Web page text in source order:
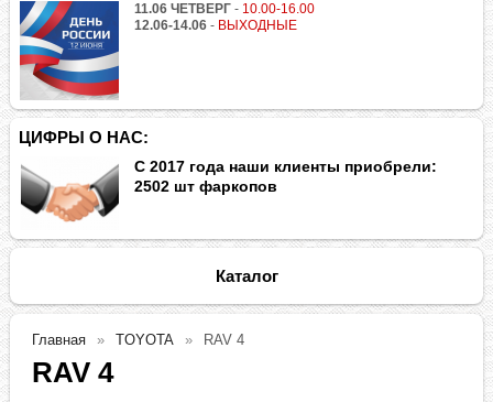
11.06 ЧЕТВЕРГ - 10.00-16.00
12.06-14.06 - ВЫХОДНЫЕ
ЦИФРЫ О НАС:
С 2017 года наши клиенты приобрели:
2502 шт фаркопов
Каталог
Главная TOYOTA RAV 4
RAV 4